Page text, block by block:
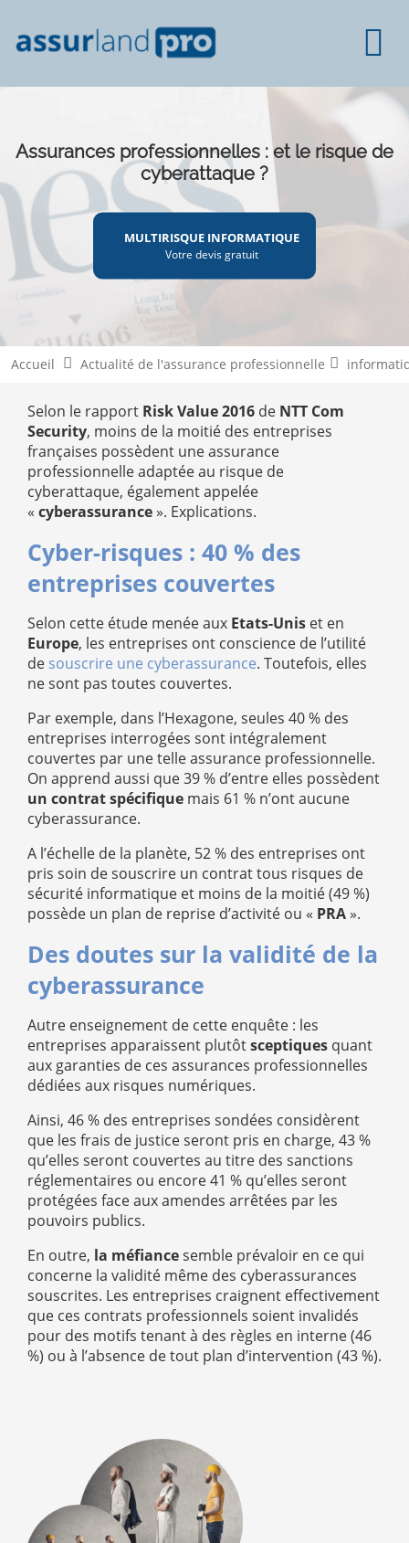
Assurances professionnelles : et le risque de
cyberattaque ?
MULTIRISQUE INFORMATIQUE
Votre devis gratuit
Accueil Actualité de l'assurance professionnelle
Selon le rapport Risk Value 2016 de NTT Com
Security, moins de la moitié des entreprises
françaises possèdent une assurance
professionnelle adaptée au risque de
cyberattaque, également appelée
« cyberassurance ». Explications.
Cyber-risques : 40 % des
entreprises couvertes
Selon cette étude menée aux Etats-Unis et en
Europe, les entreprises ont conscience de l’utilité
de souscrire une cyberassurance. Toutefois, elles
ne sont pas toutes couvertes.
Par exemple, dans l’Hexagone, seules 40 % des
entreprises interrogées sont intégralement
couvertes par une telle assurance professionnelle.
On apprend aussi que 39 % d’entre elles possèdent
un contrat spécifique mais 61 % n’ont aucune
cyberassurance.
A l’échelle de la planète, 52 % des entreprises ont
pris soin de souscrire un contrat tous risques de
sécurité informatique et moins de la moitié (49 %)
possède un plan de reprise d’activité ou « PRA ».
Des doutes sur la validité de la
cyberassurance
Autre enseignement de cette enquête : les
entreprises apparaissent plutôtsceptiques quant
aux garanties de ces assurances professionnelles
dédiées aux risques numériques.
Ainsi, 46 % des entreprises sondées considèrent
que les frais de justice seront pris en charge, 43 %
qu’elles seront couvertes au titre des sanctions
réglementaires ou encore 41 % qu’elles seront
protégées face aux amendes arrêtées par les
pouvoirs publics.
En outre, la méfiancesemble prévaloir en ce qui
concerne la validité même des cyberassurances
souscrites. Les entreprises craignent effectivement
que ces contrats professionnels soient invalidés
pour des motifs tenant à des règles en interne (46
%) ou à l’absence de tout plan d’intervention (43 %).